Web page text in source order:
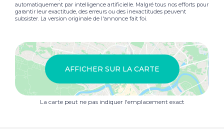
automatiquement par intelligence artificielle. Malgré tous nos efforts pour
garantir leur exactitude, des erreurs ou des inexactitudes peuvent
subsister. La version originale de l'annonce fait foi.
AFFICHER SUR LA CARTE
La carte peut ne pas indiquer l'emplacement exact